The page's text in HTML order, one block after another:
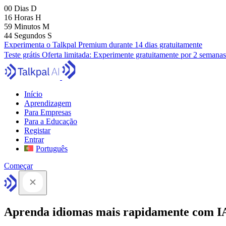
00 Dias D
16 Horas H
59 Minutos M
43 Segundos S
Experimenta o Talkpal Premium durante 14 dias gratuitamente
Teste grátis Oferta limitada: Experimente gratuitamente por 2 semanas
Início
Aprendizagem
Para Empresas
Para a Educação
Registar
Entrar
Português
Começar
Aprenda idiomas mais rapidamente com